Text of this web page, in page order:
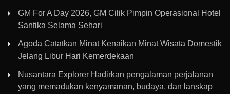
GM For A Day 2026, GM Cilik Pimpin Operasional Hotel
Santika Selama Sehari
Agoda Catatkan Minat Kenaikan Minat Wisata Domestik
Jelang Libur Hari Kemerdekaan
Nusantara Explorer Hadirkan pengalaman perjalanan
yang memadukan kenyamanan, budaya, dan lanskap